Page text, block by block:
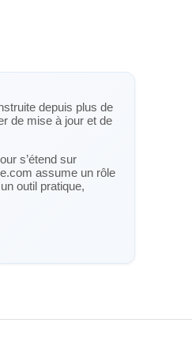
depuis plus de
de mise à jour et de
s’étend sur
assume un rôle
outil pratique,